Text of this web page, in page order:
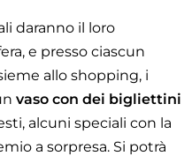
daranno il loro
e presso ciascun
allo shopping, i
vaso con dei bigliettini
alcuni speciali con la
a sorpresa. Si potrà